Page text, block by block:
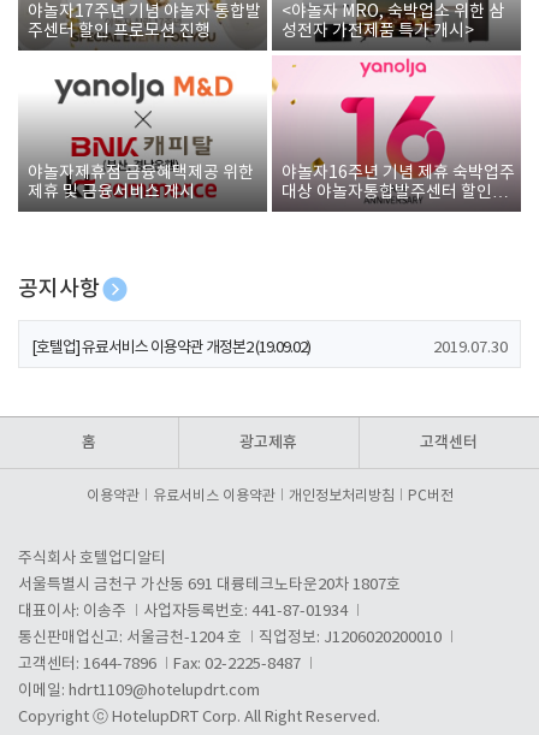
야놀자17주년 기념 야놀자 통합발
주센터 할인 프로모션 진행
<야놀자 MRO, 숙박업소 위한 삼
성전자 가전제품 특가 개시>
야놀자제휴점 금융혜택제공 위한
제휴 및 금융서비스 게시
야놀자16주년 기념 제휴 숙박업주
대상 야놀자통합발주센터 할인쿠
폰 증정
공지사항
[호텔업] 개인정보 처리방침 개정본1 (19.09.02)
[호텔업] 유료서비스 이용약관 개정본2 (19.09.02) 2019.07.30
홈 광고제휴 고객센터
이용약관 유료서비스 이용약관 개인정보처리방침 PC버전
주식회사 호텔업디알티
서울특별시 금천구 가산동 691 대륭테크노타운20차 1807호
대표이사: 이송주
사업자등록번호: 441-87-01934
통신판매업신고: 서울금천-1204 호
직업정보: J1206020200010
고객센터: 1644-7896
Fax: 02-2225-8487
이메일: hdrt1109@hotelupdrt.com
Copyright ⓒ HotelupDRT Corp. All Right Reserved.